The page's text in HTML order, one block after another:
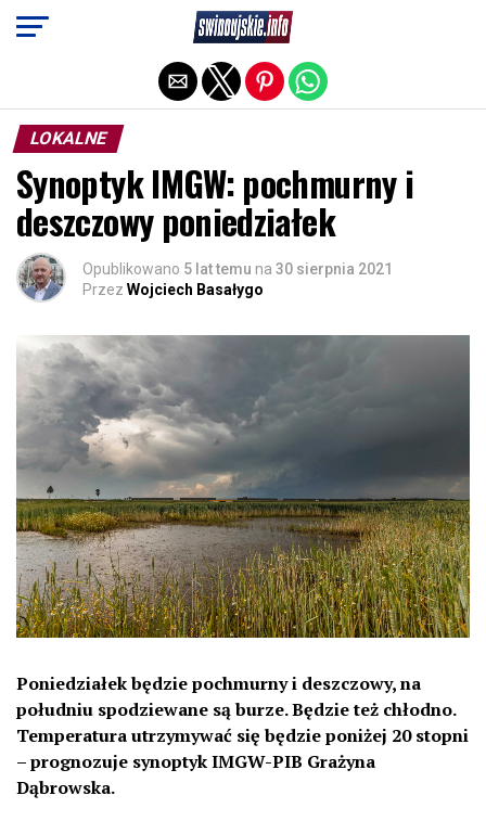
LOKALNE
Synoptyk IMGW: pochmurny i
deszczowy poniedziałek
Opublikowano 5 lat temu na 30 sierpnia 2021
Przez Wojciech Basałygo
Poniedziałek będzie pochmurny i deszczowy, na
południu spodziewane są burze. Będzie też chłodno.
Temperatura utrzymywać się będzie poniżej 20 stopni
– prognozuje synoptyk IMGW-PIB Grażyna
Dąbrowska.
Exit mobile version